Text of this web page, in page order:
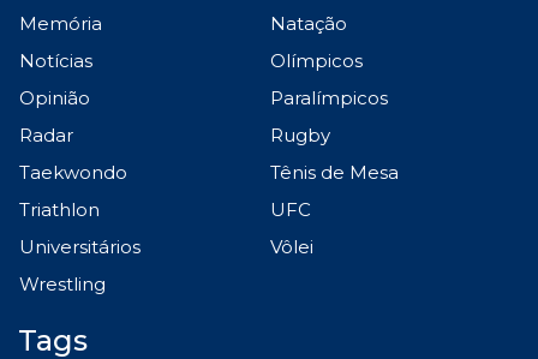
Memória
Natação
Notícias
Olímpicos
Opinião
Paralímpicos
Radar
Rugby
Taekwondo
Tênis de Mesa
Triathlon
UFC
Universitários
Vôlei
Wrestling
Tags